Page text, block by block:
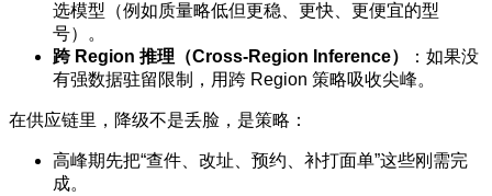
选模型（例如质量略低但更稳、更快、更便宜的型
号）。
跨 Region 推理（Cross-Region Inference）
：如果没
有强数据驻留限制，用跨 Region 策略吸收尖峰。
在供应链里，降级不是丢脸，是策略：
高峰期先把“查件、改址、预约、补打面单”这些刚需完
成。